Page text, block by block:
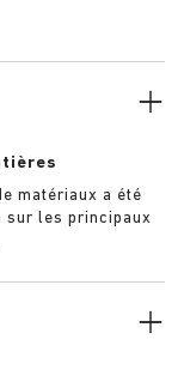
matériaux a été
les principaux